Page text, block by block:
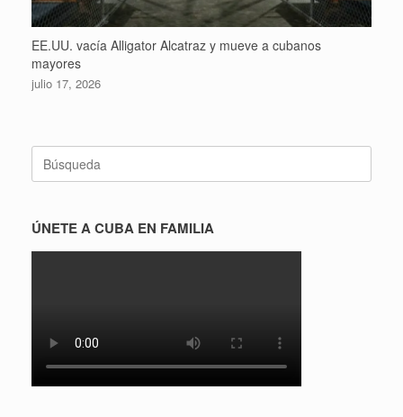
EE.UU. vacía Alligator Alcatraz y mueve a cubanos
mayores
julio 17, 2026
ÚNETE A CUBA EN FAMILIA